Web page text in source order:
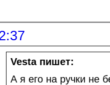
Vesta пишет:
А я его на ручки не